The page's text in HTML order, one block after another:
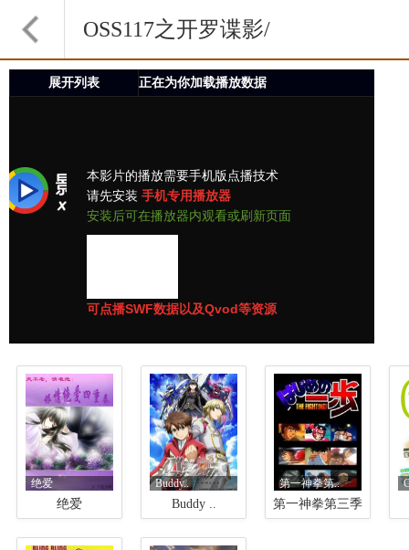
OSS117之开罗谍影/
法国特工
绝爱
绝爱
Buddy..
Buddy ..
第一神拳第..
第一神拳第三季